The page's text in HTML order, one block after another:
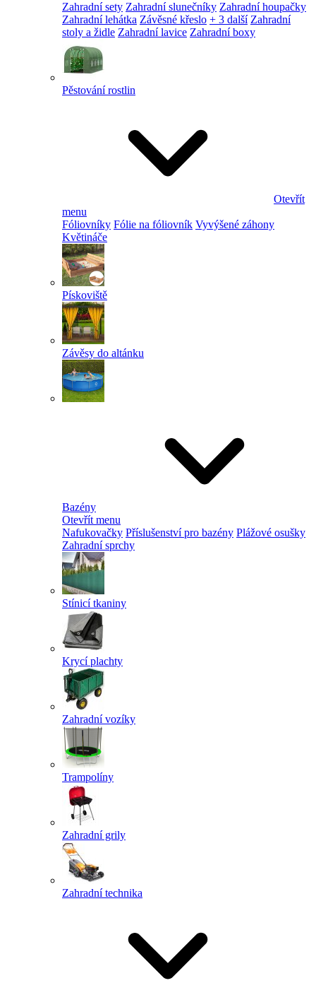
Zahradní sety Zahradní slunečníky Zahradní houpačky
Zahradní lehátka Závěsné křeslo + 3 další Zahradní
stoly a židle Zahradní lavice Zahradní boxy
Pěstování rostlin
Otevřít
menu
Fóliovníky Fólie na fóliovník Vyvýšené záhony
Květináče
Pískoviště
Závěsy do altánku
Bazény
Otevřít menu
Nafukovačky Příslušenství pro bazény Plážové osušky
Zahradní sprchy
Stínicí tkaniny
Krycí plachty
Zahradní vozíky
Trampolíny
Zahradní grily
Zahradní technika